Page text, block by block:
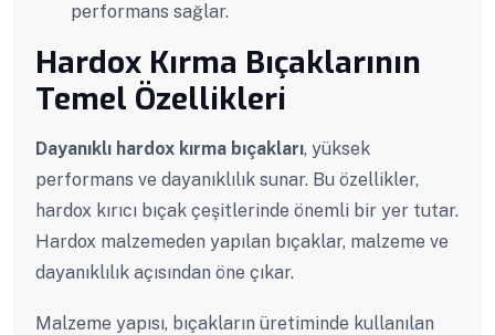
performans sağlar.
Hardox Kırma Bıçaklarının
Temel Özellikleri
Dayanıklı hardox kırma bıçakları, yüksek
performans ve dayanıklılık sunar. Bu özellikler,
hardox kırıcı bıçak çeşitlerinde önemli bir yer tutar.
Hardox malzemeden yapılan bıçaklar, malzeme ve
dayanıklılık açısından öne çıkar.
Malzeme yapısı, bıçakların üretiminde kullanılan